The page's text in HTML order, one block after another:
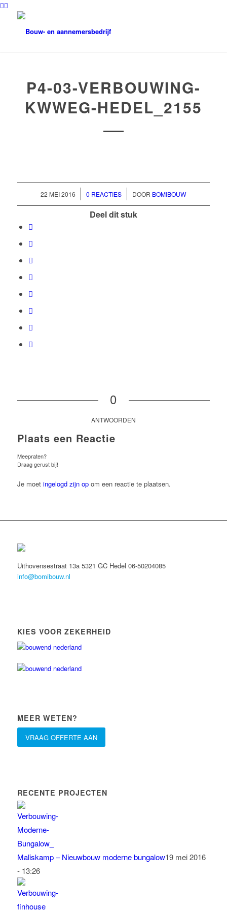
P4-03-VERBOUWING-
KWWEG-HEDEL_2155
22 MEI 2016
/ 0 REACTIES
/ DOOR BOMIBOUW
Deel dit stuk
0
ANTWOORDEN
Plaats een Reactie
Meepraten?
Draag gerust bij!
Je moet ingelogd zijn opom een reactie te plaatsen.
Uithovensestraat 13a 5321 GC Hedel 06-50204085
info@bomibouw.nl
KIES VOOR ZEKERHEID
MEER WETEN?
VRAAG OFFERTE AAN
RECENTE PROJECTEN
Maliskamp – Nieuwbouw moderne bungalow19 mei 2016
- 13:26